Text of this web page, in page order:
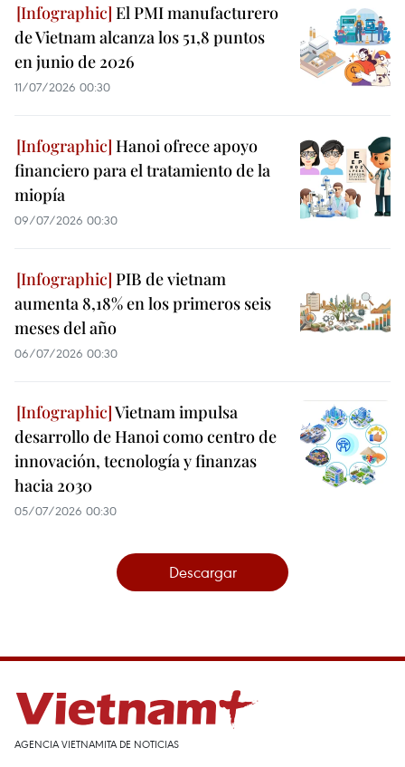
El PMI manufacturero
de Vietnam alcanza los 51,8 puntos
en junio de 2026
11/07/2026 00:30
Hanoi ofrece apoyo
financiero para el tratamiento de la
miopía
09/07/2026 00:30
PIB de vietnam
aumenta 8,18% en los primeros seis
meses del año
06/07/2026 00:30
Vietnam impulsa
desarrollo de Hanoi como centro de
innovación, tecnología y finanzas
hacia 2030
05/07/2026 00:30
Descargar
AGENCIA VIETNAMITA DE NOTICIAS